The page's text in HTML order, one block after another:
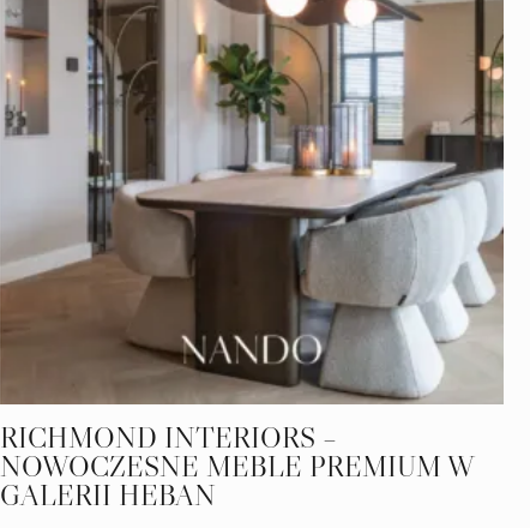
RICHMOND INTERIORS –
NOWOCZESNE MEBLE PREMIUM W
GALERII HEBAN